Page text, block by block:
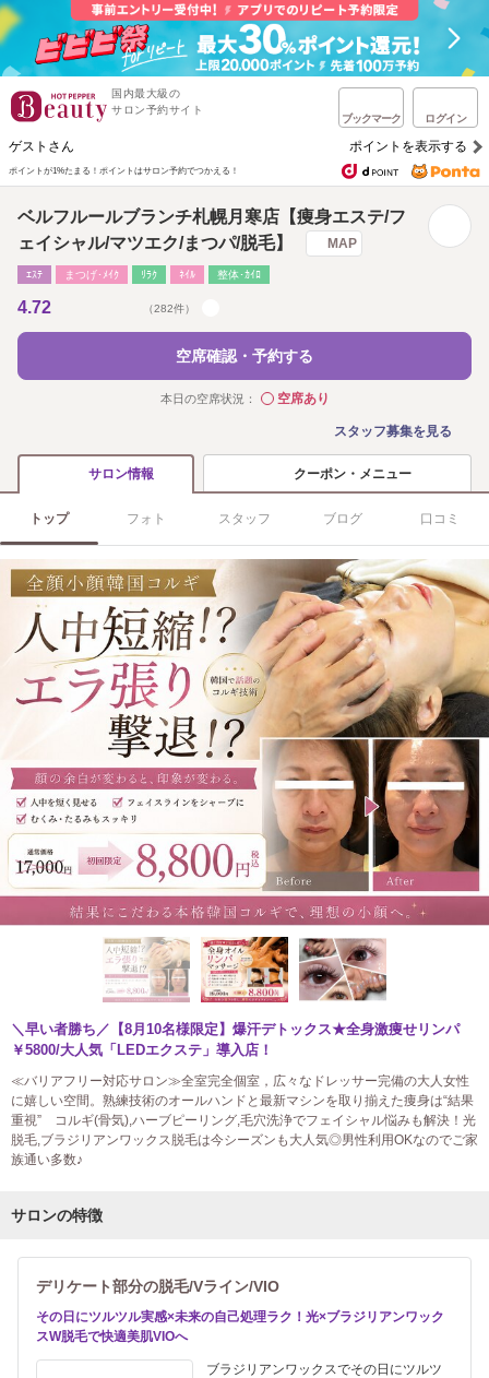
国内最大級の
サロン予約サイト
ブックマーク ログイン
ゲストさん ポイントを表示する
ポイントが1%たまる！ ポイントはサロン予約でつかえる！
ベルフルールブランチ札幌月寒店【痩身エステ/フ
ェイシャル/マツエク/まつパ/脱毛】
MAP
ｴｽﾃ まつげ･ﾒｲｸ ﾘﾗｸ ﾈｲﾙ 整体･ｶｲﾛ
4.72 （282件）
空席確認・予約する
本日の空席状況： ◯空席あり
スタッフ募集を見る
サロン情報 クーポン・メニュー
トップ フォト スタッフ ブログ 口コミ
＼早い者勝ち／【8月10名様限定】爆汗デトックス★全身激痩せリンパ
￥5800/大人気「LEDエクステ」導入店！
≪バリアフリー対応サロン≫全室完全個室，広々なドレッサー完備の大人女性
に嬉しい空間。熟練技術のオールハンドと最新マシンを取り揃えた痩身は“結果
重視” コルギ(骨気),ハーブピーリング,毛穴洗浄でフェイシャル悩みも解決！光
脱毛,ブラジリアンワックス脱毛は今シーズンも大人気◎男性利用OKなのでご家
族通い多数♪
サロンの特徴
デリケート部分の脱毛/Vライン/VIO
その日にツルツル実感×未来の自己処理ラク！光×ブラジリアンワック
スW脱毛で快適美肌VIOへ
ブラジリアンワックスでその日にツルツ